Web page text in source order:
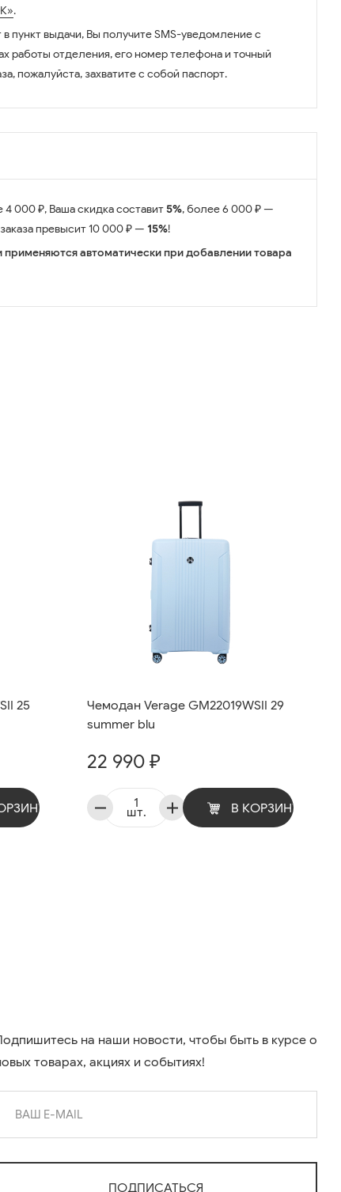
.
в пункт выдачи, Вы получите SMS-уведомление с
работы отделения, его номер телефона и точный
пожалуйста, захватите с собой паспорт.
000 ₽, Ваша скидка составит5%, более 6 000 ₽ —
превысит 10 000 ₽ — 15%!
автоматически при добавлении товара
25
Чемодан Verage GM22019WSII 29
summer blu
22 990 ₽
шт. В КОРЗИНУ
на наши новости, чтобы быть в курсе о
товарах, акциях и событиях!